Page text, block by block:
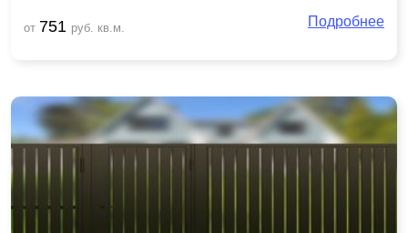
от 751 руб. кв.м. Подробнее